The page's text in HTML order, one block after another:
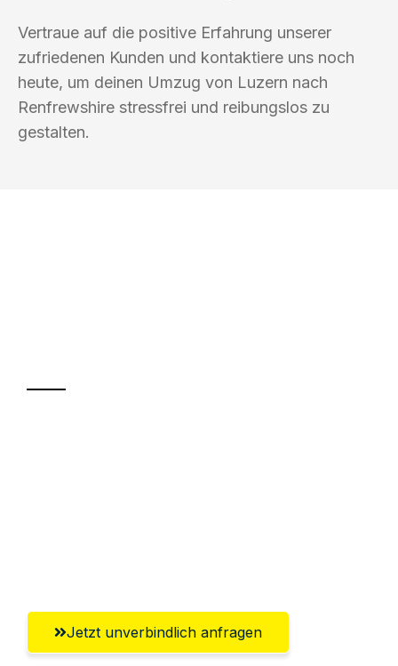
Vertraue auf die positive Erfahrung unserer
zufriedenen Kunden und kontaktiere uns noch
heute, um deinen Umzug von Luzern nach
Renfrewshire stressfrei und reibungslos zu
gestalten.
Jetzt unverbindlich anfragen